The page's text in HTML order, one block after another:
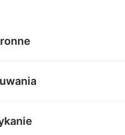
Vikk są drzwiami
stosujemy sprawdzony,